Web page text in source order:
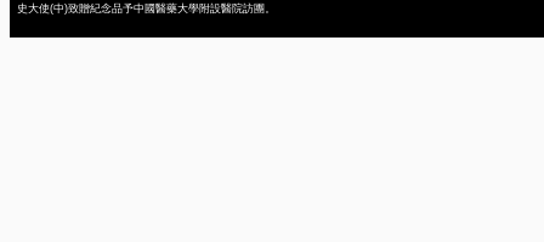
史大使(中)致贈紀念品予中國醫藥大學附設醫院訪團。